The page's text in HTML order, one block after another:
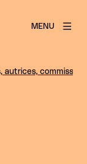
MENU
autrices,